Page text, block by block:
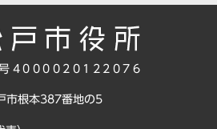
号4000020122076
根本387番地の5